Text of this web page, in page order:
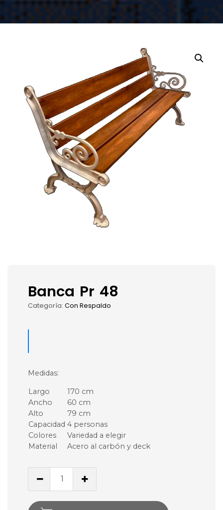
Banca Pr 48
Categoría: Con Respaldo
Medidas:
Largo
170 cm
Ancho
60 cm
Alto
79 cm
Capacidad 4 personas
Colores
Variedad a elegir
Material
Acero al carbón y deck